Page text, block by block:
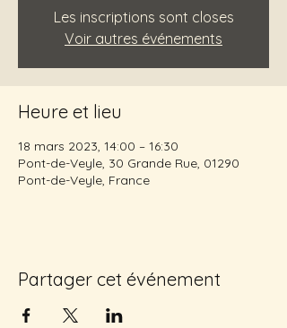
Les inscriptions sont closes
Voir autres événements
Heure et lieu
18 mars 2023, 14:00 – 16:30
Pont-de-Veyle, 30 Grande Rue, 01290
Pont-de-Veyle, France
Partager cet événement